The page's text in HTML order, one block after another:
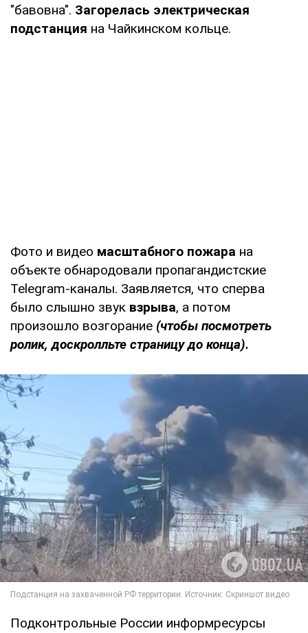
"бавовна". Загорелась электрическая
подстанция на Чайкинском кольце.
Фото и видео масштабного пожара на
объекте обнародовали пропагандистские
Telegram-каналы. Заявляется, что сперва
было слышно звук взрыва, а потом
произошло возгорание (чтобы посмотреть
ролик, доскролльте страницу до конца).
Подконтрольные России информресурсы